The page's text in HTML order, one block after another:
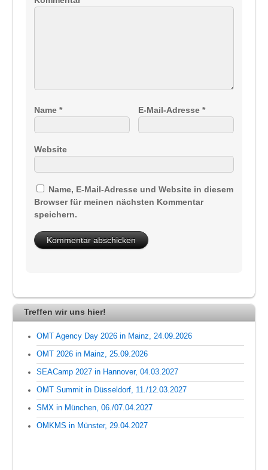
Name* E-Mail-Adresse *
Website
Name, E-Mail-Adresse und Website in diesem
Browser für meinen nächsten Kommentar
speichern.
Treffen wir uns hier!
OMT Agency Day 2026 in Mainz, 24.09.2026
OMT 2026 in Mainz, 25.09.2026
SEACamp 2027 in Hannover, 04.03.2027
OMT Summit in Düsseldorf, 11./12.03.2027
SMX in München, 06./07.04.2027
OMKMS in Münster, 29.04.2027